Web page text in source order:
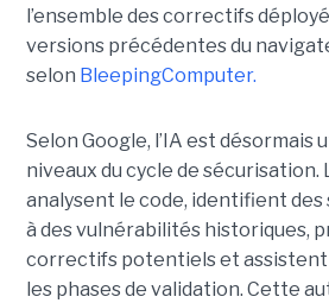
l’ensemble des correctifs
versions précédentes du
selon BleepingComputer.
Selon Google, l’IA est désormais
niveaux du cycle de sécurisation.
analysent le code, identifient des
à des vulnérabilités historiques,
correctifs potentiels et assistent
les phases de validation. Cette